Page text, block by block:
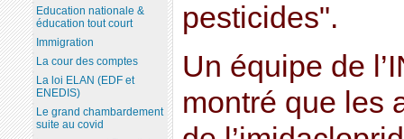
pesticides".
Un équipe de
montré que les
Education nationale &
éducation tout court
Immigration
La cour des comptes
La loi ELAN (EDF et
ENEDIS)
Le grand chambardement
suite au covid